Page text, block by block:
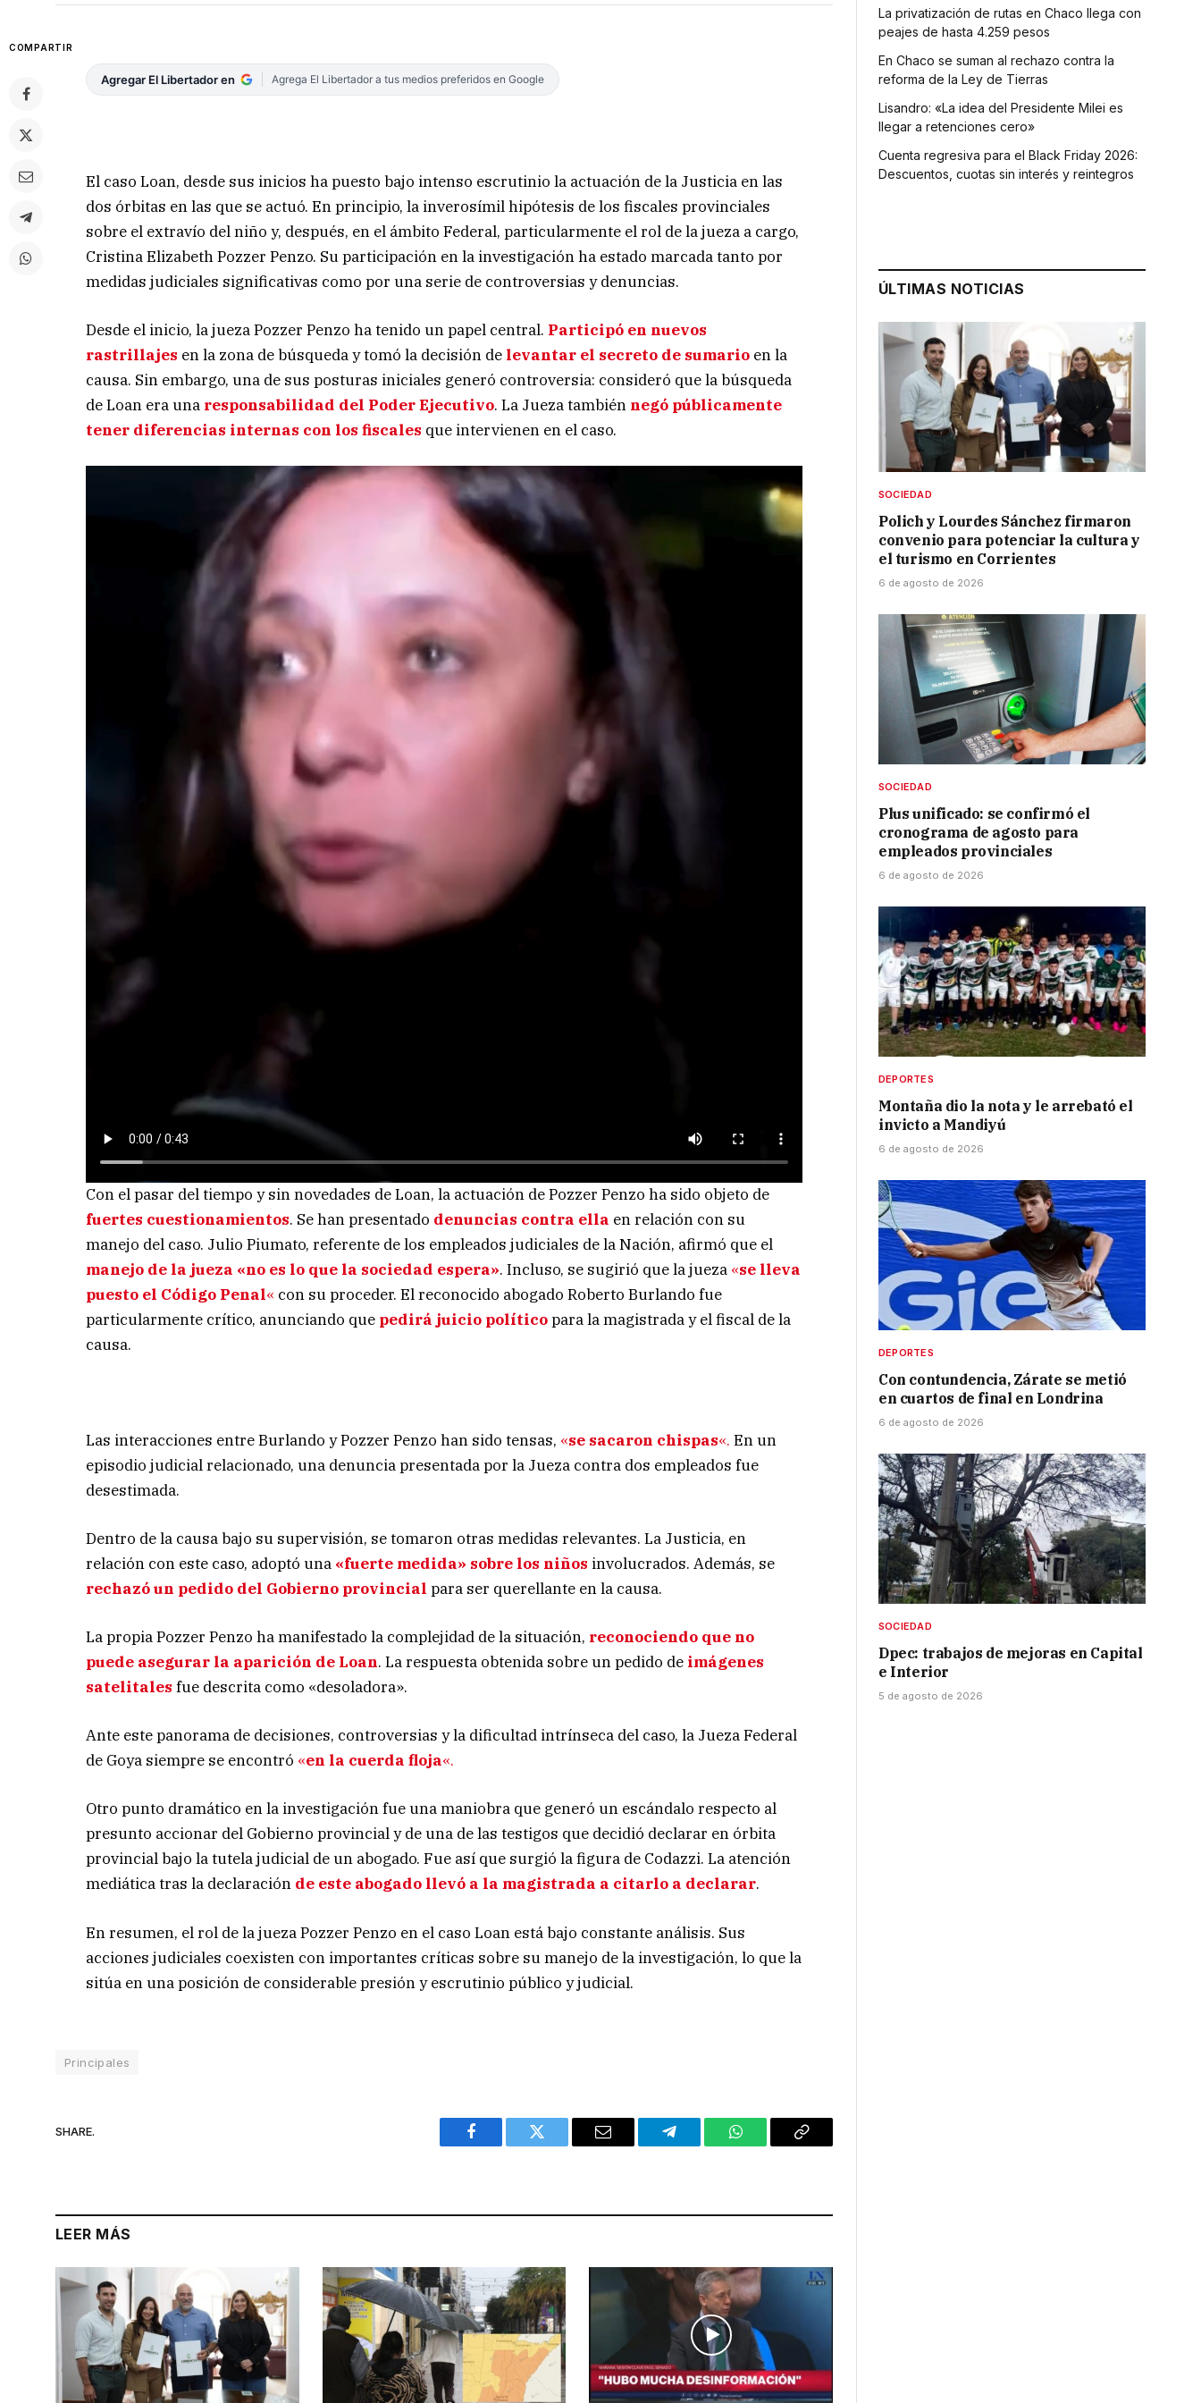
COMPARTIR
Agregar El Libertador en Agrega El Libertador a tus medios preferidos en Google
El caso Loan, desde sus inicios ha puesto bajo intenso escrutinio la actuación de la Justicia en las
dos órbitas en las que se actuó. En principio, la inverosímil hipótesis de los fiscales provinciales
sobre el extravío del niño y, después, en el ámbito Federal, particularmente el rol de la jueza a cargo,
Cristina Elizabeth Pozzer Penzo. Su participación en la investigación ha estado marcada tanto por
medidas judiciales significativas como por una serie de controversias y denuncias.
Desde el inicio, la jueza Pozzer Penzo ha tenido un papel central. Participó en nuevos
rastrillajes en la zona de búsqueda y tomó la decisión de levantar el secreto de sumario en la
causa. Sin embargo, una de sus posturas iniciales generó controversia: consideró que la búsqueda
de Loan era una responsabilidad del Poder Ejecutivo. La Jueza también negó públicamente
tener diferencias internas con los fiscales que intervienen en el caso.
Con el pasar del tiempo y sin novedades de Loan, la actuación de Pozzer Penzo ha sido objeto de
fuertes cuestionamientos. Se han presentado denuncias contra ella en relación con su
manejo del caso. Julio Piumato, referente de los empleados judiciales de la Nación, afirmó que el
manejo de la jueza «no es lo que la sociedad espera». Incluso, se sugirió que la jueza «se lleva
puesto el Código Penal« con su proceder. El reconocido abogado Roberto Burlando fue
particularmente crítico, anunciando que pedirá juicio políticopara la magistrada y el fiscal de la
causa.
Las interacciones entre Burlando y Pozzer Penzo han sido tensas, «se sacaron chispas«. En un
episodio judicial relacionado, una denuncia presentada por la Jueza contra dos empleados fue
desestimada.
Dentro de la causa bajo su supervisión, se tomaron otras medidas relevantes. La Justicia, en
relación con este caso, adoptó una «fuerte medida» sobre los niños involucrados. Además, se
rechazó un pedido del Gobierno provincial para ser querellante en la causa.
La propia Pozzer Penzo ha manifestado la complejidad de la situación, reconociendo que no
puede asegurar la aparición de Loan. La respuesta obtenida sobre un pedido de imágenes
satelitales fue descrita como «desoladora».
Ante este panorama de decisiones, controversias y la dificultad intrínseca del caso, la Jueza Federal
de Goya siempre se encontró «en la cuerda floja«.
Otro punto dramático en la investigación fue una maniobra que generó un escándalo respecto al
presunto accionar del Gobierno provincial y de una de las testigos que decidió declarar en órbita
provincial bajo la tutela judicial de un abogado. Fue así que surgió la figura de Codazzi. La atención
mediática tras la declaración de este abogado llevó a la magistrada a citarlo a declarar.
En resumen, el rol de la jueza Pozzer Penzo en el caso Loan está bajo constante análisis. Sus
acciones judiciales coexisten con importantes críticas sobre su manejo de la investigación, lo que la
sitúa en una posición de considerable presión y escrutinio público y judicial.
Principales
SHARE.
Facebook Twitter Email Telegram WhatsAppCopy
LEER MÁS
La privatización de rutas en Chaco llega con
peajes de hasta 4.259 pesos
En Chaco se suman al rechazo contra la
reforma de la Ley de Tierras
Lisandro: «La idea del Presidente Milei es
llegar a retenciones cero»
Cuenta regresiva para el Black Friday 2026:
Descuentos, cuotas sin interés y reintegros
ÚLTIMAS NOTICIAS
SOCIEDAD
Polich y Lourdes Sánchez firmaron
convenio para potenciar la cultura y
el turismo en Corrientes
6 de agosto de 2026
SOCIEDAD
Plus unificado: se confirmó el
cronograma de agosto para
empleados provinciales
6 de agosto de 2026
DEPORTES
Montaña dio la nota y le arrebató el
invicto a Mandiyú
6 de agosto de 2026
DEPORTES
Con contundencia, Zárate se metió
en cuartos de final en Londrina
6 de agosto de 2026
SOCIEDAD
Dpec: trabajos de mejoras en Capital
e Interior
5 de agosto de 2026